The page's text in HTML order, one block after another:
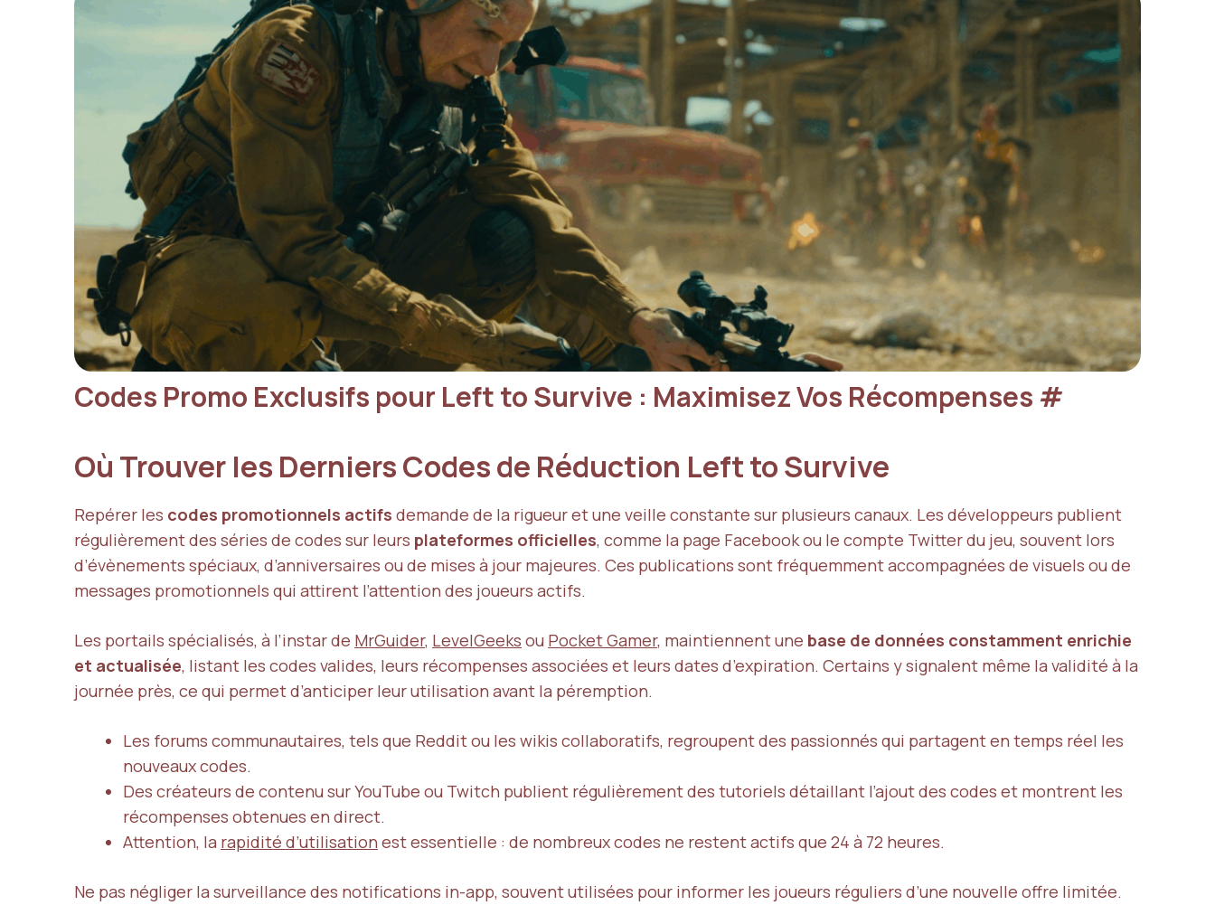
Codes Promo Exclusifs pour Left to Survive : Maximisez Vos Récompenses #
Où Trouver les Derniers Codes de Réduction Left to Survive
Repérer les codes promotionnels actifs demande de la rigueur et une veille constante sur plusieurs canaux. Les développeurs publient
régulièrement des séries de codes sur leurs plateformes officielles, comme la page Facebook ou le compte Twitter du jeu, souvent lors
d’évènements spéciaux, d’anniversaires ou de mises à jour majeures. Ces publications sont fréquemment accompagnées de visuels ou de
messages promotionnels qui attirent l’attention des joueurs actifs.
Les portails spécialisés, à l’instar de MrGuider, LevelGeeks ou Pocket Gamer, maintiennent une base de données constamment enrichie
et actualisée, listant les codes valides, leurs récompenses associées et leurs dates d’expiration. Certains y signalent même la validité à la
journée près, ce qui permet d’anticiper leur utilisation avant la péremption.
Les forums communautaires, tels que Reddit ou les wikis collaboratifs, regroupent des passionnés qui partagent en temps réel les
nouveaux codes.
Des créateurs de contenu sur YouTube ou Twitch publient régulièrement des tutoriels détaillant l’ajout des codes et montrent les
récompenses obtenues en direct.
Attention, la rapidité d’utilisation est essentielle : de nombreux codes ne restent actifs que 24 à 72 heures.
Ne pas négliger la surveillance des notifications in-app, souvent utilisées pour informer les joueurs réguliers d’une nouvelle offre limitée.